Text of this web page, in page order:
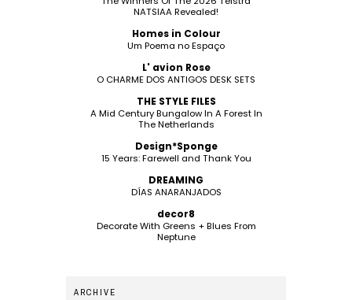
NATSIAA Revealed!
Homes in Colour
Um Poema no Espaço
L' avion Rose
O CHARME DOS ANTIGOS DESK SETS
THE STYLE FILES
A Mid Century Bungalow In A Forest In
The Netherlands
Design*Sponge
15 Years: Farewell and Thank You
DREAMING
DÍAS ANARANJADOS
decor8
Decorate With Greens + Blues From
Neptune
ARCHIVE